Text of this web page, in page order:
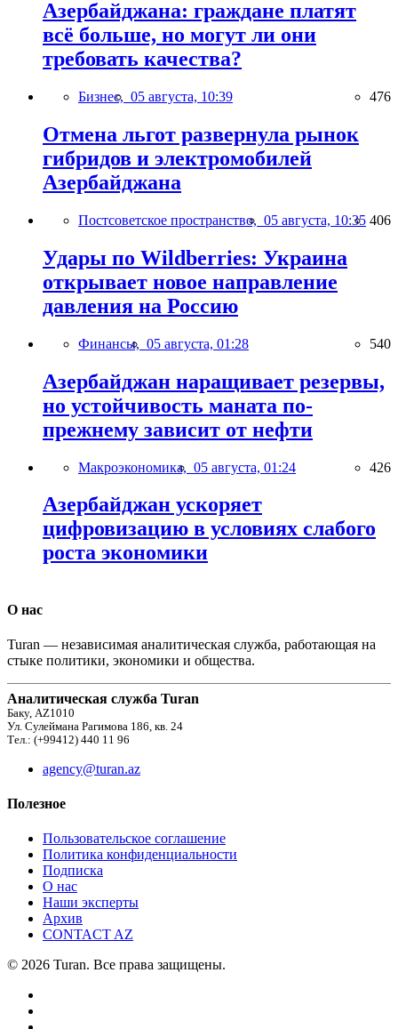
Азербайджана: граждане платят
всё больше, но могут ли они
требовать качества?
Бизнес, 05 августа, 10:39 476
Отмена льгот развернула рынок
гибридов и электромобилей
Азербайджана
Постсоветское пространство, 05 августа, 10:35 406
Удары по Wildberries: Украина
открывает новое направление
давления на Россию
Финансы, 05 августа, 01:28 540
Азербайджан наращивает резервы,
но устойчивость маната по-
прежнему зависит от нефти
Макроэкономика, 05 августа, 01:24 426
Азербайджан ускоряет
цифровизацию в условиях слабого
роста экономики
О нас
Turan — независимая аналитическая служба, работающая на
стыке политики, экономики и общества.
Аналитическая служба Turan
Баку, AZ1010
Ул. Сулеймана Рагимова 186, кв. 24
Тел.: (+99412) 440 11 96
agency@turan.az
Полезное
Пользовательское соглашение
Политика конфиденциальности
Подписка
О нас
Наши эксперты
Архив
CONTACT AZ
© 2026 Turan. Все права защищены.